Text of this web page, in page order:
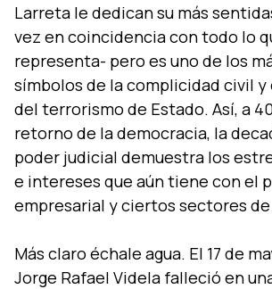
Larreta le dedican su más
vez en coincidencia con todo lo
representa- pero es uno de los
símbolos de la complicidad civil y
del terrorismo de Estado. Así, a
retorno de la democracia, la
poder judicial demuestra los
e intereses que aún tiene con el
empresarial y ciertos sectores
Más claro échale agua. El 17 de
Jorge Rafael Videla falleció en